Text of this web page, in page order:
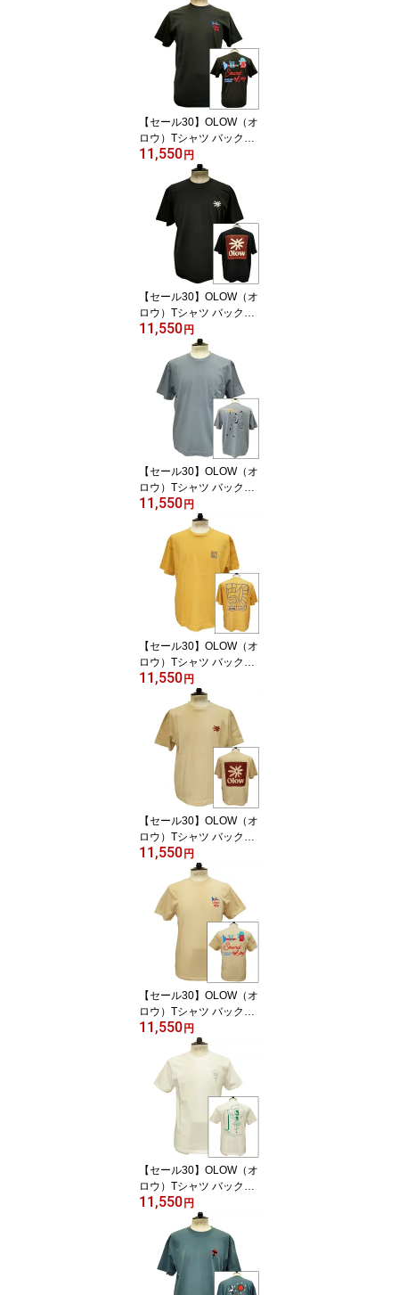
【セール30】OLOW（オ
ロウ）Tシャツ バックグ
ラフィック 楽器・音楽の
イラスト OL612002-99
カーボンブラック 黒 オ
ーガニックコットン10
0% 【ケイト・マクエニ
11,550 円
【セール30】OLOW（オ
ロウ）Tシャツ バックプ
リント 花とロゴのイラス
ト OL612002-98 ブラッ
ク 黒xブラウン オーガニ
ックコットン100% ゆっ
たりシルエット【フロリ
アン・ガロウ】
11,550 円
【セール30】OLOW（オ
ロウ）Tシャツ バックプ
リント 人と犬などのイラ
スト OL612002-81 ブル
ーグレー オーガニックコ
ットン100% ゆったりシ
ルエット【ケイト・マク
エニフ】
11,550 円
【セール30】OLOW（オ
ロウ）Tシャツ バックプ
リント 楽器イメージのイ
ラスト OL612002-20 マ
スタードxブルー オーガ
ニックコットン100% ゆ
ったりシルエット【フロ
リアン・ガロウ】
11,550 円
【セール30】OLOW（オ
ロウ）Tシャツ バックプ
リント 花とロゴのイラス
ト OL612002-12 ベージ
ュxブラウン オーガニッ
クコットン100% ゆった
りシルエット【フロリア
ン・ガロウ】
11,550 円
【セール30】OLOW（オ
ロウ）Tシャツ バックグ
ラフィック 楽器・音楽の
イラスト OL612002-11
ベージュ オーガニックコ
ットン100% 【ケイト・
マクエニフ】
11,550 円
【セール30】OLOW（オ
ロウ）Tシャツ バックプ
リント 植物のイラスト O
L612001-01 ホワイト 白
xグリーン オーガニック
コットン100% ゆったり
シルエット【サイモン・
ランドレイン】
11,550 円